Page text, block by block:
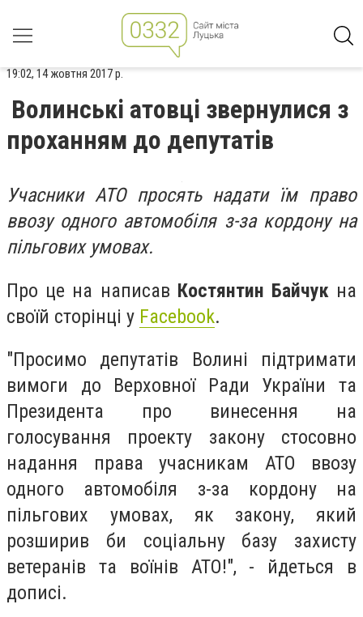
19:02, 14 жовтня 2017 р.
Волинські атовці звернулися з
проханням до депутатів
Учасники АТО просять надати їм право
ввозу одного автомобіля з-за кордону на
пільгових умовах.
Про це на написав Костянтин Байчук на
своїй сторінці у Facebook.
"Просимо депутатів Волині підтримати
вимоги до Верховної Ради України та
Президента про винесення на
голосування проекту закону стосовно
надання права учасникам АТО ввозу
одного автомобіля з-за кордону на
пільгових умовах, як закону, який
розширив би соціальну базу захисту
ветеранів та воїнів АТО!", - йдеться в
дописі.